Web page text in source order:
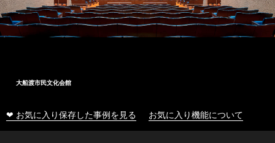
大船渡市民文化会館
❤ お気に入り保存した事例を見る お気に入り機能について